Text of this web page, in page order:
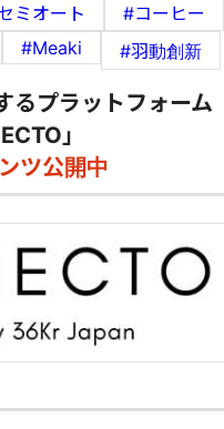
ミオート
#コーヒー
#Meaki #羽動創新
るプラットフォーム
」
ツ公開中